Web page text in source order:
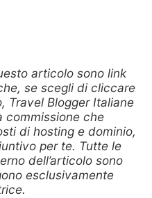
articolo sono link
se scegli di cliccare
Travel Blogger Italiane
commissione che
di hosting e dominio,
per te. Tutte le
dell’articolo sono
esclusivamente